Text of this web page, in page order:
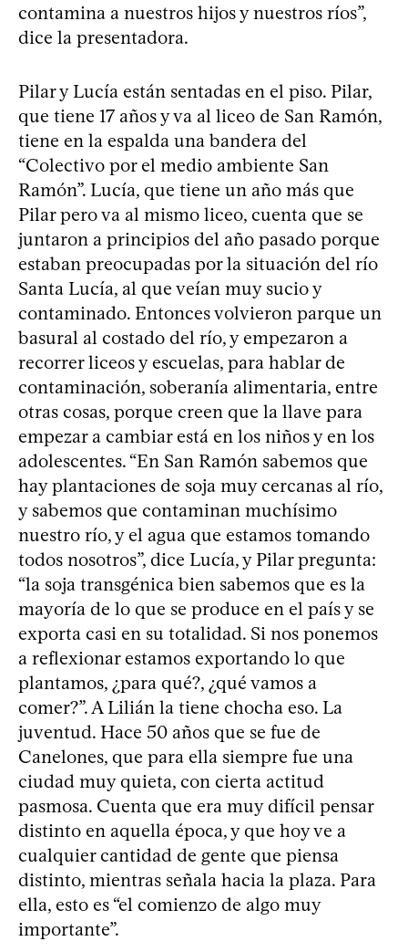
contamina a nuestros hijos y nuestros ríos”,
dice la presentadora.
Pilar y Lucía están sentadas en el piso. Pilar,
que tiene 17 años y va al liceo de San Ramón,
tiene en la espalda una bandera del
“Colectivo por el medio ambiente San
Ramón”. Lucía, que tiene un año más que
Pilar pero va al mismo liceo, cuenta que se
juntaron a principios del año pasado porque
estaban preocupadas por la situación del río
Santa Lucía, al que veían muy sucio y
contaminado. Entonces volvieron parque un
basural al costado del río, y empezaron a
recorrer liceos y escuelas, para hablar de
contaminación, soberanía alimentaria, entre
otras cosas, porque creen que la llave para
empezar a cambiar está en los niños y en los
adolescentes. “En San Ramón sabemos que
hay plantaciones de soja muy cercanas al río,
y sabemos que contaminan muchísimo
nuestro río, y el agua que estamos tomando
todos nosotros”, dice Lucía, y Pilar pregunta:
“la soja transgénica bien sabemos que es la
mayoría de lo que se produce en el país y se
exporta casi en su totalidad. Si nos ponemos
a reflexionar estamos exportando lo que
plantamos, ¿para qué?, ¿qué vamos a
comer?”. A Lilián la tiene chocha eso. La
juventud. Hace 50 años que se fue de
Canelones, que para ella siempre fue una
ciudad muy quieta, con cierta actitud
pasmosa. Cuenta que era muy difícil pensar
distinto en aquella época, y que hoy ve a
cualquier cantidad de gente que piensa
distinto, mientras señala hacia la plaza. Para
ella, esto es “el comienzo de algo muy
importante”.